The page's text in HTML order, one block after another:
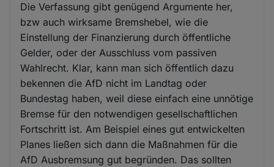
Die Verfassung gibt genügend Argumente her,
bzw auch wirksame Bremshebel, wie die
Einstellung der Finanzierung durch öffentliche
Gelder, oder der Ausschluss vom passiven
Wahlrecht. Klar, kann man sich öffentlich dazu
bekennen die AfD nicht im Landtag oder
Bundestag haben, weil diese einfach eine unnötige
Bremse für den notwendigen gesellschaftlichen
Fortschritt ist. Am Beispiel eines gut entwickelten
Planes ließen sich dann die Maßnahmen für die
AfD Ausbremsung gut begründen. Das sollten